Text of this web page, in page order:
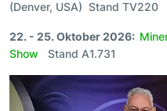
(Denver, USA) Stand TV220
22. - 25. Oktober 2026:
Show Stand A1.731